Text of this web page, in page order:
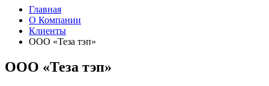
Главная
О Компании
Клиенты
ООО «Теза тэп»
ООО «Теза тэп»